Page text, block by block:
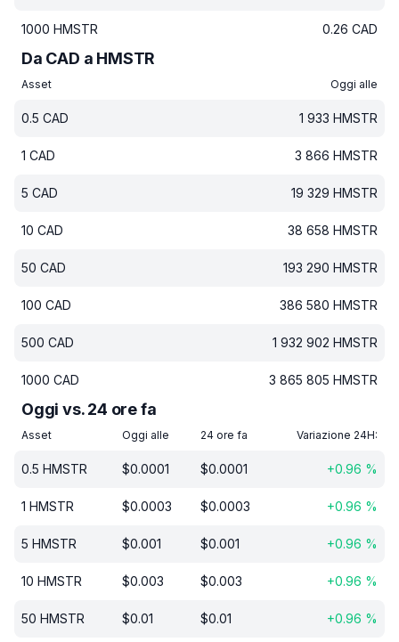
1000 HMSTR 0.26 CAD
Da CAD a HMSTR
Asset Oggi alle
0.5 CAD 1 933 HMSTR
1 CAD 3 866 HMSTR
5 CAD 19 329 HMSTR
10 CAD 38 658 HMSTR
50 CAD 193 290 HMSTR
100 CAD 386 580 HMSTR
500 CAD 1 932 902 HMSTR
1000 CAD 3 865 805 HMSTR
Oggi vs. 24 ore fa
Asset Oggi alle 24 ore fa Variazione 24H:
0.5 HMSTR $0.0001 $0.0001 +0.96 %
1 HMSTR $0.0003 $0.0003 +0.96 %
5 HMSTR $0.001 $0.001 +0.96 %
10 HMSTR $0.003 $0.003 +0.96 %
50 HMSTR $0.01 $0.01 +0.96 %